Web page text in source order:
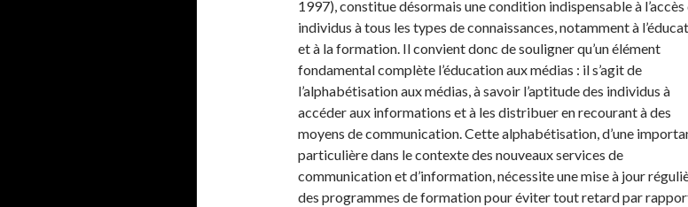
1997), constitue désormais une condition indispensable à l’accès
individus à tous les types de connaissances, notamment à
et à la formation. Il convient donc de souligner qu’un élément
fondamental complète l’éducation aux médias : il s’agit de
l’alphabétisation aux médias, à savoir l’aptitude des individus à
accéder aux informations et à les distribuer en recourant à des
moyens de communication. Cette alphabétisation, d’une
particulière dans le contexte des nouveaux services de
communication et d’information, nécessite une mise à jour
des programmes de formation pour éviter tout retard par